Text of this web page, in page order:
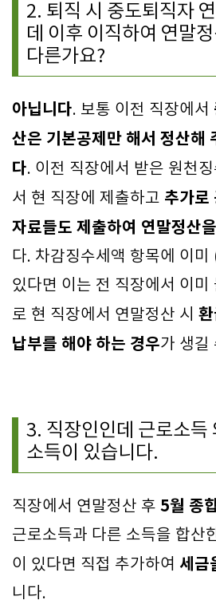
2. 퇴직 시 중도퇴직자
데 이후 이직하여 연말
다른가요?
아닙니다. 보통 이전 직장에서
산은 기본공제만 해서 정산해
다. 이전 직장에서 받은 원천
서 현 직장에 제출하고 추가로
자료들도 제출하여 연말정산
다. 차감징수세액 항목에 이미
있다면 이는 전 직장에서 이미
로 현 직장에서 연말정산 시
납부를 해야 하는 경우가 생길
3. 직장인인데 근로소득
소득이 있습니다.
직장에서 연말정산 후 5월 종
근로소득과 다른 소득을 합산
이 있다면 직접 추가하여 세금
니다.